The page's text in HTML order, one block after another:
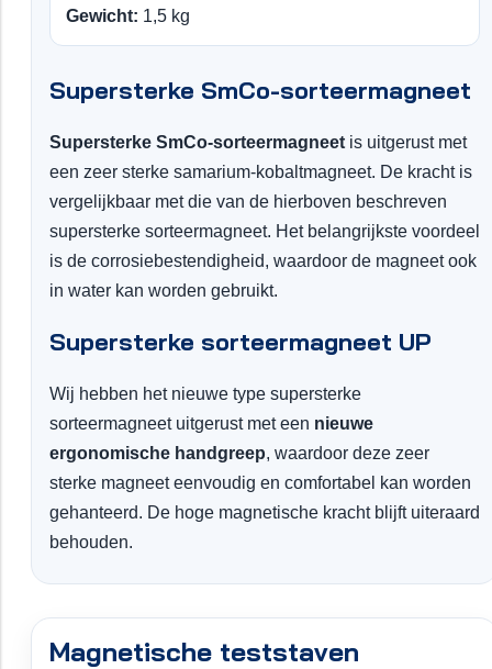
Gewicht: 1,5 kg
Supersterke SmCo-sorteermagneet
Supersterke SmCo-sorteermagneet is uitgerust met
een zeer sterke samarium-kobaltmagneet. De kracht is
vergelijkbaar met die van de hierboven beschreven
supersterke sorteermagneet. Het belangrijkste voordeel
is de corrosiebestendigheid, waardoor de magneet ook
in water kan worden gebruikt.
Supersterke sorteermagneet UP
Wij hebben het nieuwe type supersterke
sorteermagneet uitgerust met een nieuwe
ergonomische handgreep, waardoor deze zeer
sterke magneet eenvoudig en comfortabel kan worden
gehanteerd. De hoge magnetische kracht blijft uiteraard
behouden.
Magnetische teststaven